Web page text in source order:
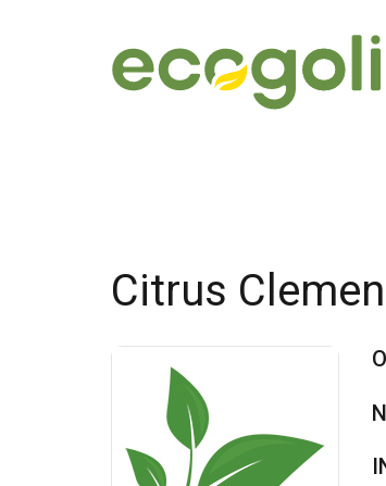
Citrus